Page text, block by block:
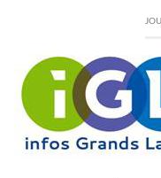
content